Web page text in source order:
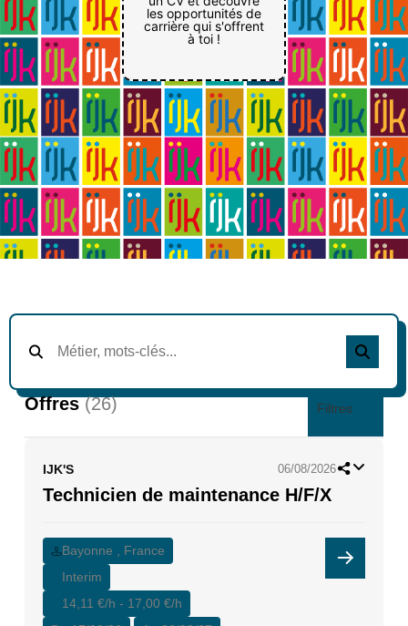
les opportunités de
carrière qui s'offrent
à toi !
Offres(26) Filtres
IJK'S 06/08/2026
Technicien de maintenance H/F/X
Bayonne , France
Interim
14,11 €/h - 17,00 €/h